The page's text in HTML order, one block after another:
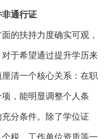
通行证
扶持力度确实可观，
于希望通过提升学历来
清一个核心关系：在职
，能明显调整个人条
分条件。除了学位证